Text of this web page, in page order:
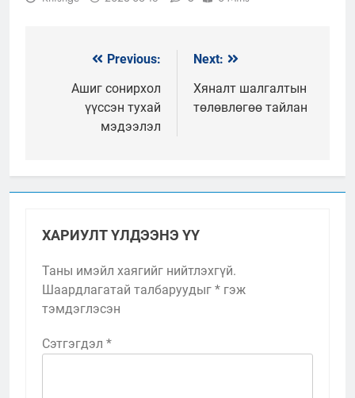
Мэдээний
цэс
Previous:
Ашиг сонирхол
үүссэн тухай
мэдээлэл
Next:
Хяналт шалгалтын
төлөвлөгөө тайлан
ХАРИУЛТ ҮЛДЭЭНЭ ҮҮ
Таны имэйл хаягийг нийтлэхгүй.
Шаардлагатай талбаруудыг * гэж
тэмдэглэсэн
Сэтгэгдэл *